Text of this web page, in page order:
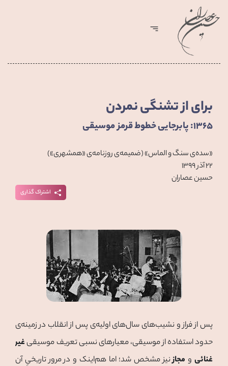
برای از تشنگی نمردن
۱۳۶۵: پابرجایی خطوط قرمز موسیقی
«سده‌ی سنگ و الماس» (ضمیمه‌ی روزنامه‌ی «همشهری»)
۲۲ آذر ۱۳۹۹
حسین عصاران
اشتراک گذاری
پس از فراز و نشیب‌های سال‌های اولیه‌ی پس از انقلاب در زمینه‌ی
حدود استفاده از موسیقی، معیارهای نسبی تعریف موسیقیغیر
غنائی و مجازنیز مشخص شد؛ اما هم‌اینک و در مرور تاریخیِ آن